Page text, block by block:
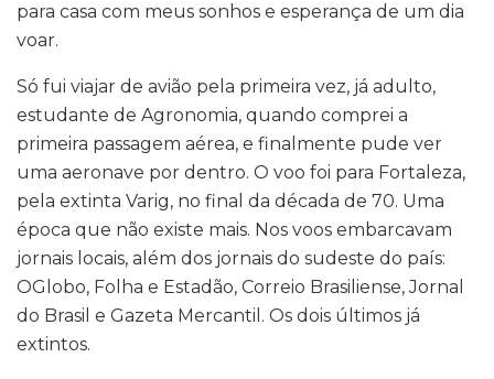
para casa com meus sonhos e esperança de um dia
voar.
Só fui viajar de avião pela primeira vez, já adulto,
estudante de Agronomia, quando comprei a
primeira passagem aérea, e finalmente pude ver
uma aeronave por dentro. O voo foi para Fortaleza,
pela extinta Varig, no final da década de 70. Uma
época que não existe mais. Nos voos embarcavam
jornais locais, além dos jornais do sudeste do país:
OGlobo, Folha e Estadão, Correio Brasiliense, Jornal
do Brasil e Gazeta Mercantil. Os dois últimos já
extintos.